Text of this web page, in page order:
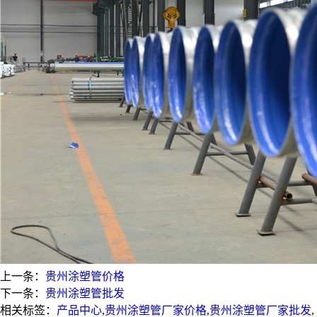
上一条： 贵州涂塑管价格
下一条： 贵州涂塑管批发
相关标签： 产品中心,贵州涂塑管厂家价格,贵州涂塑管厂家批发,